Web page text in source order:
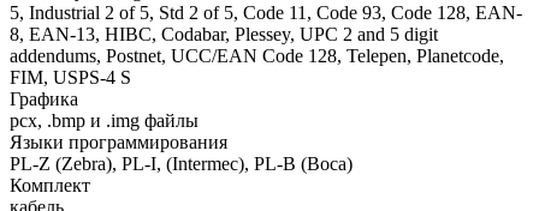
5, Industrial 2 of 5, Std 2 of 5, Code 11, Code 93, Code 128, EAN-
8, EAN-13, HIBC, Codabar, Plessey, UPC 2 and 5 digit
addendums, Postnet, UCC/EAN Code 128, Telepen, Planetcode,
FIM, USPS-4 S
Графика
pcx, .bmp и .img файлы
Языки программирования
PL-Z (Zebra), PL-I, (Intermec), PL-B (Boca)
Комплект